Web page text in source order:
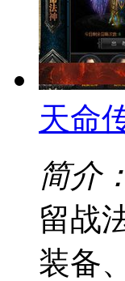
天命
简介：
留战
装备